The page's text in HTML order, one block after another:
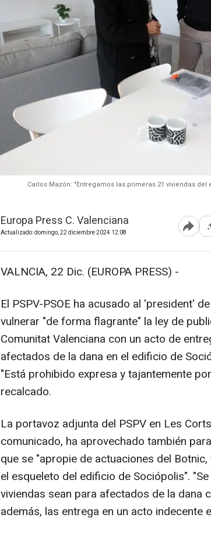
Carlos Mazón: "Entregamos las primeras 21 viviendas
Europa Press C. Valenciana
Actualizado: domingo, 22 diciembre 2024 12:08
VALNCIA, 22 Dic. (EUROPA PRESS) -
El PSPV-PSOE ha acusado al 'president'
vulnerar "de forma flagrante" la ley de
Comunitat Valenciana con un acto de
afectados de la dana en el edificio de
"Está prohibido expresa y tajantemente
recalcado.
La portavoz adjunta del PSPV en Les
comunicado, ha aprovechado también
que se "apropie de actuaciones del
el esqueleto del edificio de Sociópolis".
viviendas sean para afectados de la dana
además, las entrega en un acto indecente